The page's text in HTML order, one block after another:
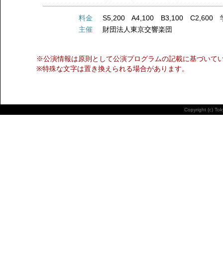
料金
S5,200 A4,100 B3,100 C2,600
主催
財団法人東京交響楽団
※公演情報は原則として公演プログラムの記載に基づいて
※特殊な文字は置き換えられる場合があります。
Copyright (c)